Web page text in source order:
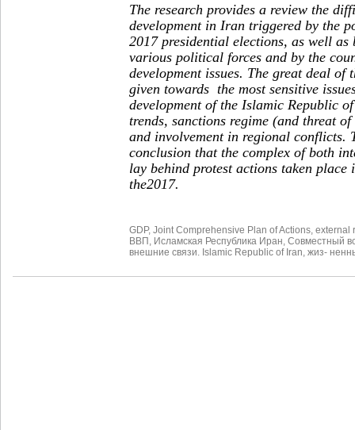
The research provides a review the
development in Iran triggered by the
2017 presidential elections, as well
various political forces and by the
development issues. The great deal
given towards the most sensitive
development of the Islamic Republic
trends, sanctions regime (and threat
and involvement in regional conflicts.
conclusion that the complex of both
lay behind protest actions taken
the2017.
GDP, Joint Comprehensive Plan of Actions external
ВВП Исламская Республика Иран Совместный
внешние связи. Islamic Republic of Iran жиз-